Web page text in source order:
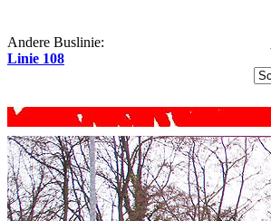
Andere Buslinie:
Linie 108